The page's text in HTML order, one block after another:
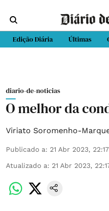
Edição Diária Últimas
diario-de-noticias
O melhor da
Viriato Soromenho-
Publicado a: 21 Abr 2023, 22:17
Atualizado a: 21 Abr 2023,